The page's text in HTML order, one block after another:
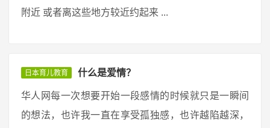
附近 或者离这些地方较近约起来 ...
日本育儿教育 什么是爱情？
华人网每一次想要开始一段感情的时候就只是一瞬间
的想法，也许我一直在享受孤独感，也许越陷越深，